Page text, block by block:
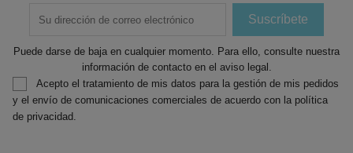
Puede darse de baja en cualquier momento. Para ello, consulte nuestra
información de contacto en el aviso legal.
Acepto el tratamiento de mis datos para la gestión de mis pedidos
y el envío de comunicaciones comerciales de acuerdo con la política
de privacidad.